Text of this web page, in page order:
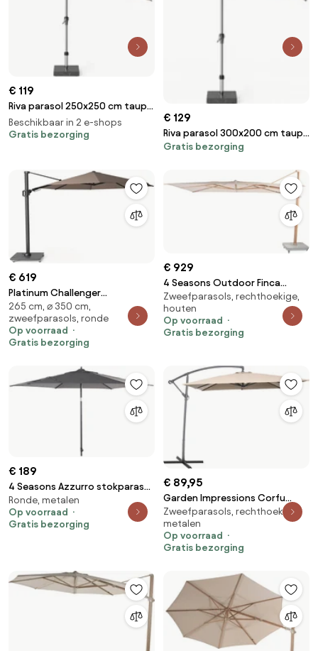
€ 119
Riva parasol 250x250 cm taupe
met kniksysteem
Beschikbaar in 2 e-shops
Gratis bezorging
€ 129
Riva parasol 300x200 cm taupe
met kniksysteem
Gratis bezorging
€ 619
Platinum Challenger
zweefparasol 3.5m T2 premium
(excl. voet) havana
265 cm, ⌀ 350 cm,
zweefparasols, ronde
Op voorraad
Gratis bezorging
€ 929
4 Seasons Outdoor Finca
parasol met Wood look frame
en zand doek 400 x 300 cm
Parasol beige weerbestendig
Zweefparasols, rechthoekige,
houten
Op voorraad
Gratis bezorging
€ 189
4 Seasons Azzurro stokparasol
Ø300 cm Charcoal solefin
Ronde, metalen
Op voorraad
Gratis bezorging
€ 89,95
Garden Impressions Corfu
zweefparasol 250x250 - taupe
Zweefparasols, rechthoekige,
metalen
Op voorraad
Gratis bezorging